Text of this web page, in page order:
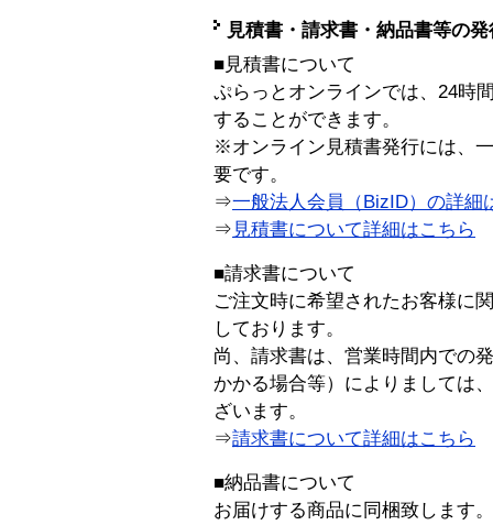
見積書・請求書・納品書等の
■見積書について
ぷらっとオンラインでは、24時
することができます。
※オンライン見積書発行には、
要です。
⇒一般法人会員（BizID）の詳細
⇒ 見積書について詳細はこちら
■請求書について
ご注文時に希望されたお客様に
しております。
尚、請求書は、営業時間内での
かかる場合等）によりましては
ざいます。
⇒請求書について詳細はこちら
■納品書について
お届けする商品に同梱致します。